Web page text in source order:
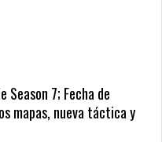
7; Fecha de
mapas, nueva táctica y